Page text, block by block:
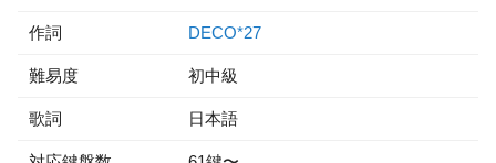
作詞 DECO*27
難易度 初中級
歌詞 日本語